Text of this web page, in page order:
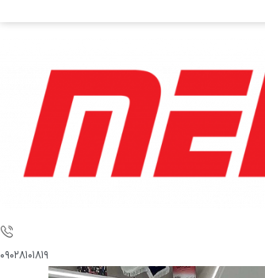
۰۹۰۲۸۱۰۱۸۱۹